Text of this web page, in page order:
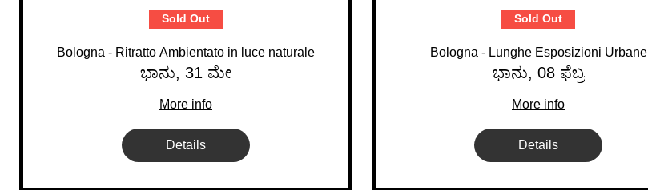
Sold Out
Bologna - Ritratto Ambientato in luce naturale
ಭಾನು, 31 ಮೇ
More info
Details
Sold Out
Bologna - Lunghe Esposizioni Urbane
ಭಾನು, 08 ಫೆಬ್ರ
More info
Details